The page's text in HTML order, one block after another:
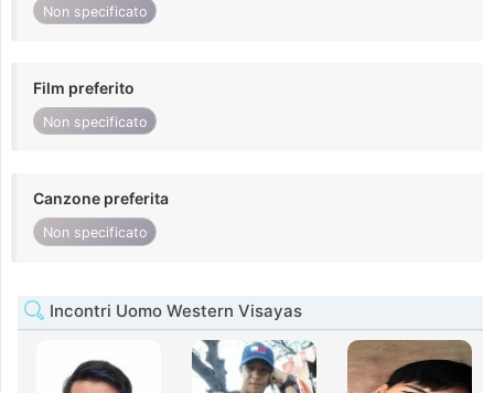
Non specificato
Film preferito
Non specificato
Canzone preferita
Non specificato
Incontri Uomo Western Visayas